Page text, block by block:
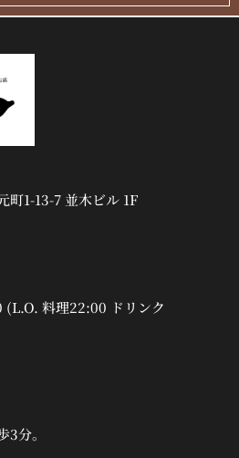
町1-13-7 並木ビル 1F
料理22:00 ドリンク
3分。